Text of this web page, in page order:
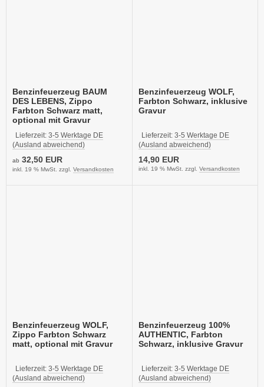
Benzinfeuerzeug BAUM
DES LEBENS, Zippo
Farbton Schwarz matt,
optional mit Gravur
Lieferzeit: 3-5 Werktage DE
(Ausland abweichend)
ab 32,50 EUR
inkl. 19 % MwSt. zzgl. Versandkosten
Benzinfeuerzeug WOLF,
Farbton Schwarz, inklusive
Gravur
Lieferzeit: 3-5 Werktage DE
(Ausland abweichend)
14,90 EUR
inkl. 19 % MwSt. zzgl. Versandkosten
Benzinfeuerzeug WOLF,
Zippo Farbton Schwarz
matt, optional mit Gravur
Lieferzeit: 3-5 Werktage DE
(Ausland abweichend)
Benzinfeuerzeug 100%
AUTHENTIC, Farbton
Schwarz, inklusive Gravur
Lieferzeit: 3-5 Werktage DE
(Ausland abweichend)